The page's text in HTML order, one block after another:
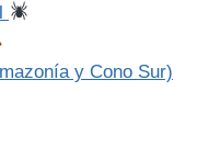
y Cono Sur)